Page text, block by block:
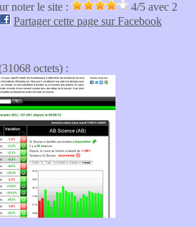
noter le site :
4/5 avec 2
Partager cette page sur Facebook
octets) :